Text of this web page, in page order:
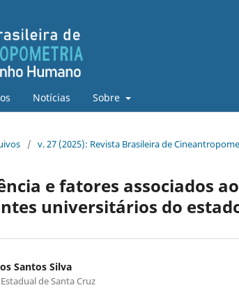
Notícias Sobre
/ v. 27 (2025): Revista Brasileira de
e fatores associados
universitários do
Santos Silva
de Santa Cruz